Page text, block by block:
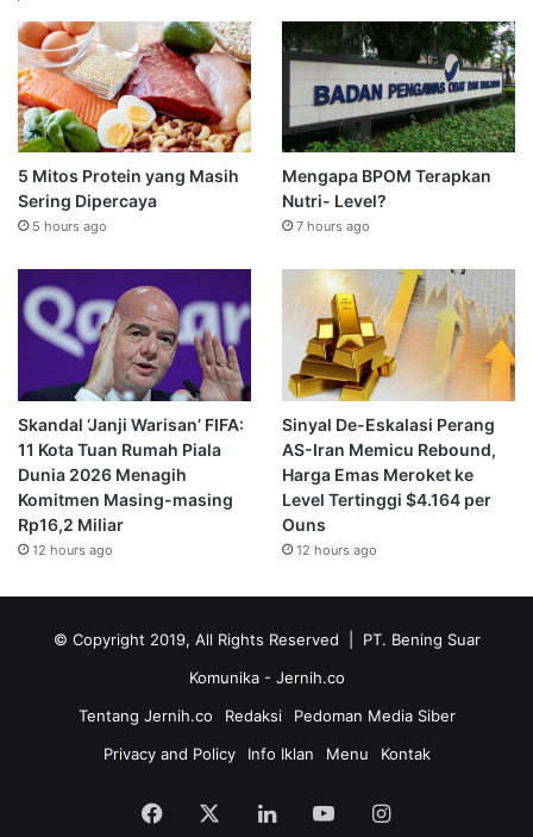
5 Mitos Protein yang Masih
Sering Dipercaya
5 hours ago
Mengapa BPOM Terapkan
Nutri- Level?
7 hours ago
Skandal ‘Janji Warisan’ FIFA:
11 Kota Tuan Rumah Piala
Dunia 2026 Menagih
Komitmen Masing-masing
Rp16,2 Miliar
12 hours ago
Sinyal De-Eskalasi Perang
AS-Iran Memicu Rebound,
Harga Emas Meroket ke
Level Tertinggi $4.164 per
Ouns
12 hours ago
© Copyright 2019, All Rights Reserved | PT. Bening Suar
Komunika - Jernih.co
Tentang Jernih.co
Redaksi
Pedoman Media Siber
Privacy and Policy
Info Iklan Menu Kontak
Facebook LinkedInYouTubeInstagram